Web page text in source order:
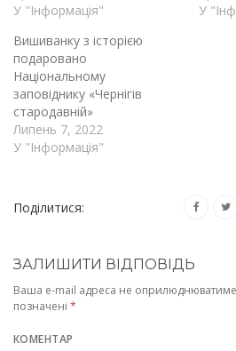
У "Інформація"
У
Вишиванку з історією
подаровано
Національному
заповіднику «Чернігів
стародавній»
Липень 7, 2022
У "Інформація"
Поділитися:
ЗАЛИШИТИ ВІДПОВІДЬ
Ваша e-mail адреса не
позначені *
КОМЕНТАР